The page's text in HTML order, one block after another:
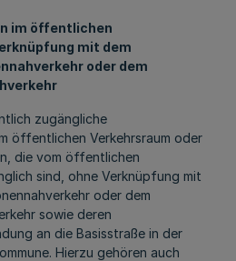
im öffentlichen
mit dem
oder dem
zugängliche
öffentlichen Verkehrsraum oder
die vom öffentlichen
sind, ohne Verknüpfung mit
oder dem
sowie deren
an die Basisstraße in der
Hierzu gehören auch